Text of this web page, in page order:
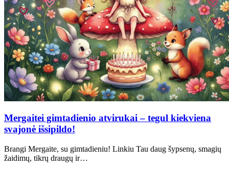
Mergaitei gimtadienio atvirukai – tegul kiekviena
svajonė išsipildo!
Brangi Mergaite, su gimtadieniu! Linkiu Tau daug šypsenų, smagių
žaidimų, tikrų draugų ir…